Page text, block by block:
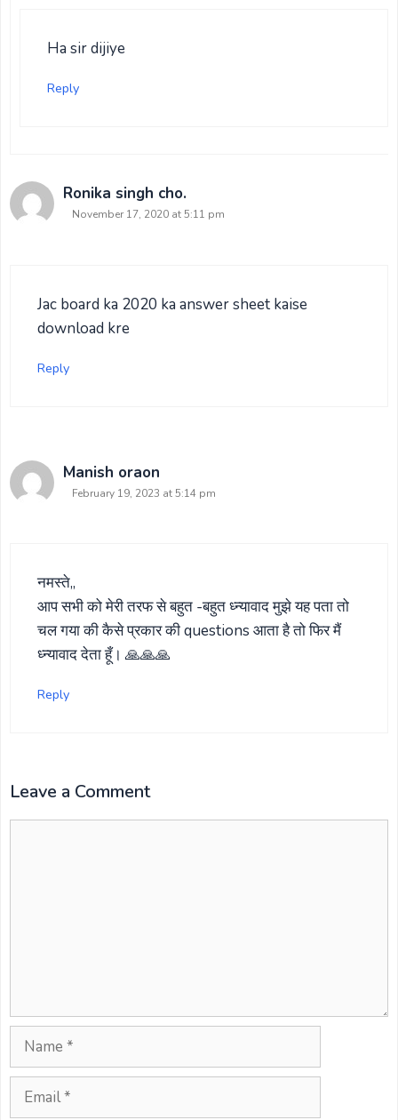
Ha sir dijiye
Reply
Ronika singh cho.
November 17, 2020 at 5:11 pm
Jac board ka 2020 ka answer sheet kaise
download kre
Reply
Manish oraon
February 19, 2023 at 5:14 pm
नमस्ते,,
आप सभी को मेरी तरफ से बहुत -बहुत ध्न्यावाद मुझे यह पता तो
चल गया की कैसे प्रकार की questions आता है तो फिर मैं
ध्न्यावाद देता हूँ। 🙏🙏🙏
Reply
Leave a Comment
Name
Email